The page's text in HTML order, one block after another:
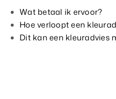
Wat betaal ik ervoor?
Hoe verloopt een
Dit kan een kleuradvies